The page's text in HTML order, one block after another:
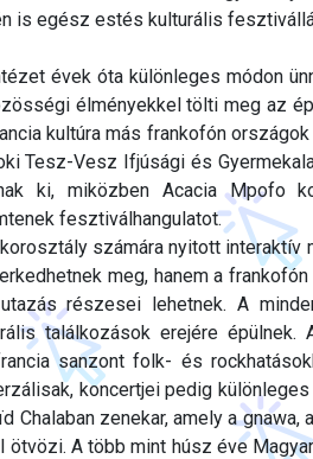
is egész estés kulturális
évek óta különleges módon
élményekkel tölti meg az
kultúra más frankofón
Tesz-Vesz Ifjúsági és
ki, miközben Acacia Mpofo
fesztiválhangulatot.
számára nyitott
meg, hanem a
részesei lehetnek. A
találkozások erejére
sanzont folk- és
koncertjei pedig
Chalaban zenekar, amely a
A több mint húsz éve